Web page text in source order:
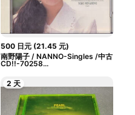
500 日元 (21.45 元)
南野陽子 / NANNO-Singles /中古
CD!!-70258...
2 天